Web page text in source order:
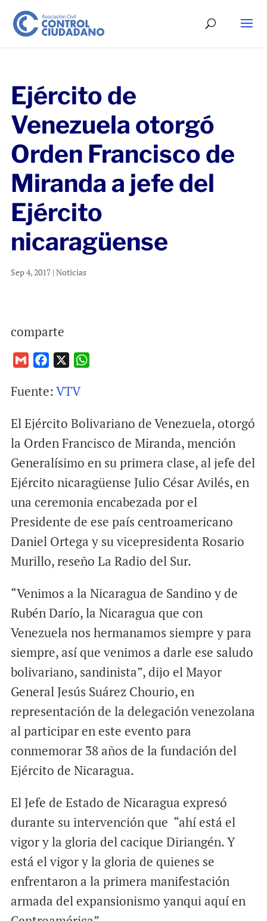
Ejército de
Venezuela otorgó
Orden Francisco de
Miranda a jefe del
Ejército
nicaragüense
Sep 4, 2017| Noticias
comparte
a
l
c
b
k
s
A
p
Fuente:VTV
El Ejército Bolivariano de Venezuela, otorgó
la Orden Francisco de Miranda, mención
Generalísimo en su primera clase, al jefe del
Ejército nicaragüense Julio César Avilés, en
una ceremonia encabezada por el
Presidente de ese país centroamericano
Daniel Ortega y su vicepresidenta Rosario
Murillo, reseño La Radio del Sur.
“Venimos a la Nicaragua de Sandino y de
Rubén Darío, la Nicaragua que con
Venezuela nos hermanamos siempre y para
siempre, así que venimos a darle ese saludo
bolivariano, sandinista”, dijo el Mayor
General Jesús Suárez Chourio, en
representación de la delegación venezolana
al participar en este evento para
conmemorar 38 años de la fundación del
Ejército de Nicaragua.
El Jefe de Estado de Nicaragua expresó
durante su intervención que “ahí está el
vigor y la gloria del cacique Diriangén. Y
está el vigor y la gloria de quienes se
enfrentaron a la primera manifestación
armada del expansionismo yanqui aquí en